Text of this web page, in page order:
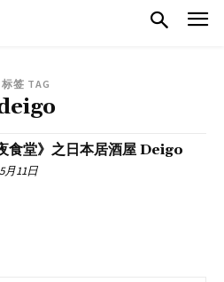
标签 TAG
食堂》之日本居酒屋 Deigo
月11日